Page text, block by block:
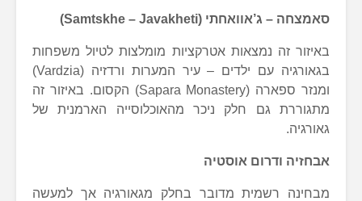
סאמצחה – ג’אוואחתי (Samtskhe – Javakheti)
באיזור זה נמצאות אטרקציות מומלצות לטיול משפחות
בגאורגיה עם ילדים – עיר המערות ורדזיה (Vardzia)
ומנזר ספארה (Sapara Monastery) הקסום. באיזור זה
מתגוררת גם חלק ניכר מהאוכלוסייה הארמנית של
גאורגיה.
אבחזיה ודרום אוסטיה
מבחינה רשמית מדובר בחלק מגאורגיה אך למעשה